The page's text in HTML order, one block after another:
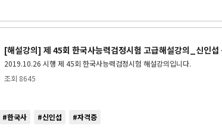
한국사 해설강의
감사합니다.
[해설강의] 제 45회 한국사능력검정시험 고급해설강의_신인섭
2019.10.26 시행 제 45회 한국사능력검정시험 해설강의입니다.
조회 8645
#한국사 #신인섭 #자격증